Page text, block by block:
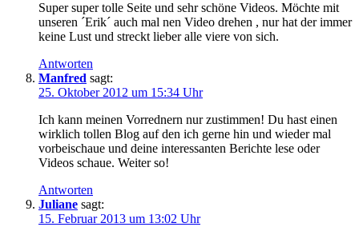
Super super tolle Seite und sehr schöne Videos. Möchte mit
unseren ´Erik´ auch mal nen Video drehen , nur hat der immer
keine Lust und streckt lieber alle viere von sich.
Antworten
Manfred sagt:
25. Oktober 2012 um 15:34 Uhr
Ich kann meinen Vorrednern nur zustimmen! Du hast einen
wirklich tollen Blog auf den ich gerne hin und wieder mal
vorbeischaue und deine interessanten Berichte lese oder
Videos schaue. Weiter so!
Antworten
Juliane sagt:
15. Februar 2013 um 13:02 Uhr